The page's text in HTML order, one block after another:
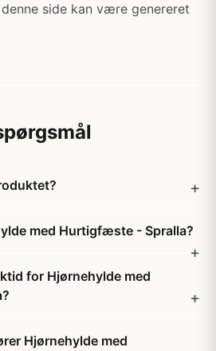
side kan være genereret
med Hurtigfæste - Spralla?
for Hjørnehylde med
Hjørnehylde med